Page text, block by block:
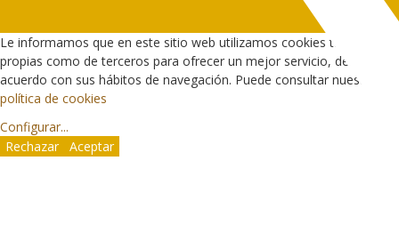
Le informamos que en este sitio web utilizamos cookies tanto
propias como de terceros para ofrecer un mejor servicio, de
acuerdo con sus hábitos de navegación. Puede consultar nuestra
política de cookies
Configurar...
Rechazar
Aceptar